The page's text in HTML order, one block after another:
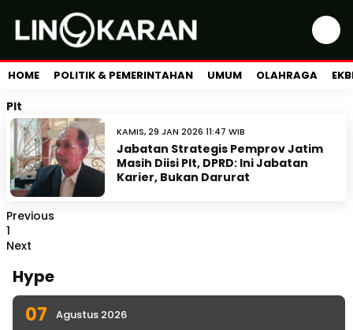
HOME POLITIK & PEMERINTAHAN UMUM OLAHRAGA
Plt
KAMIS, 29 JAN 2026 11:47 WIB
Jabatan Strategis Pemprov Jatim
Masih Diisi Plt, DPRD: Ini Jabatan
Karier, Bukan Darurat
Previous
1
Next
Hype
07 Agustus 2026